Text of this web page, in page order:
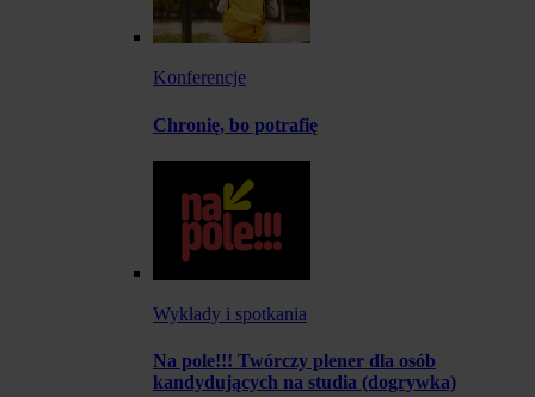
Konferencje
Chronię, bo potrafię
Wykłady i spotkania
Na pole!!! Twórczy plener dla osób
kandydujących na studia (dogrywka)